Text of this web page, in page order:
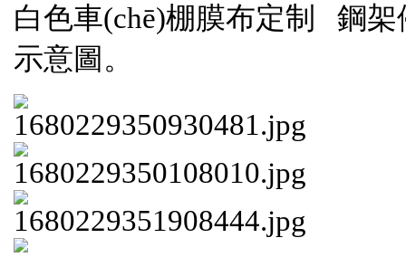
白色車(chē)棚膜布定制 鋼架
示意圖。